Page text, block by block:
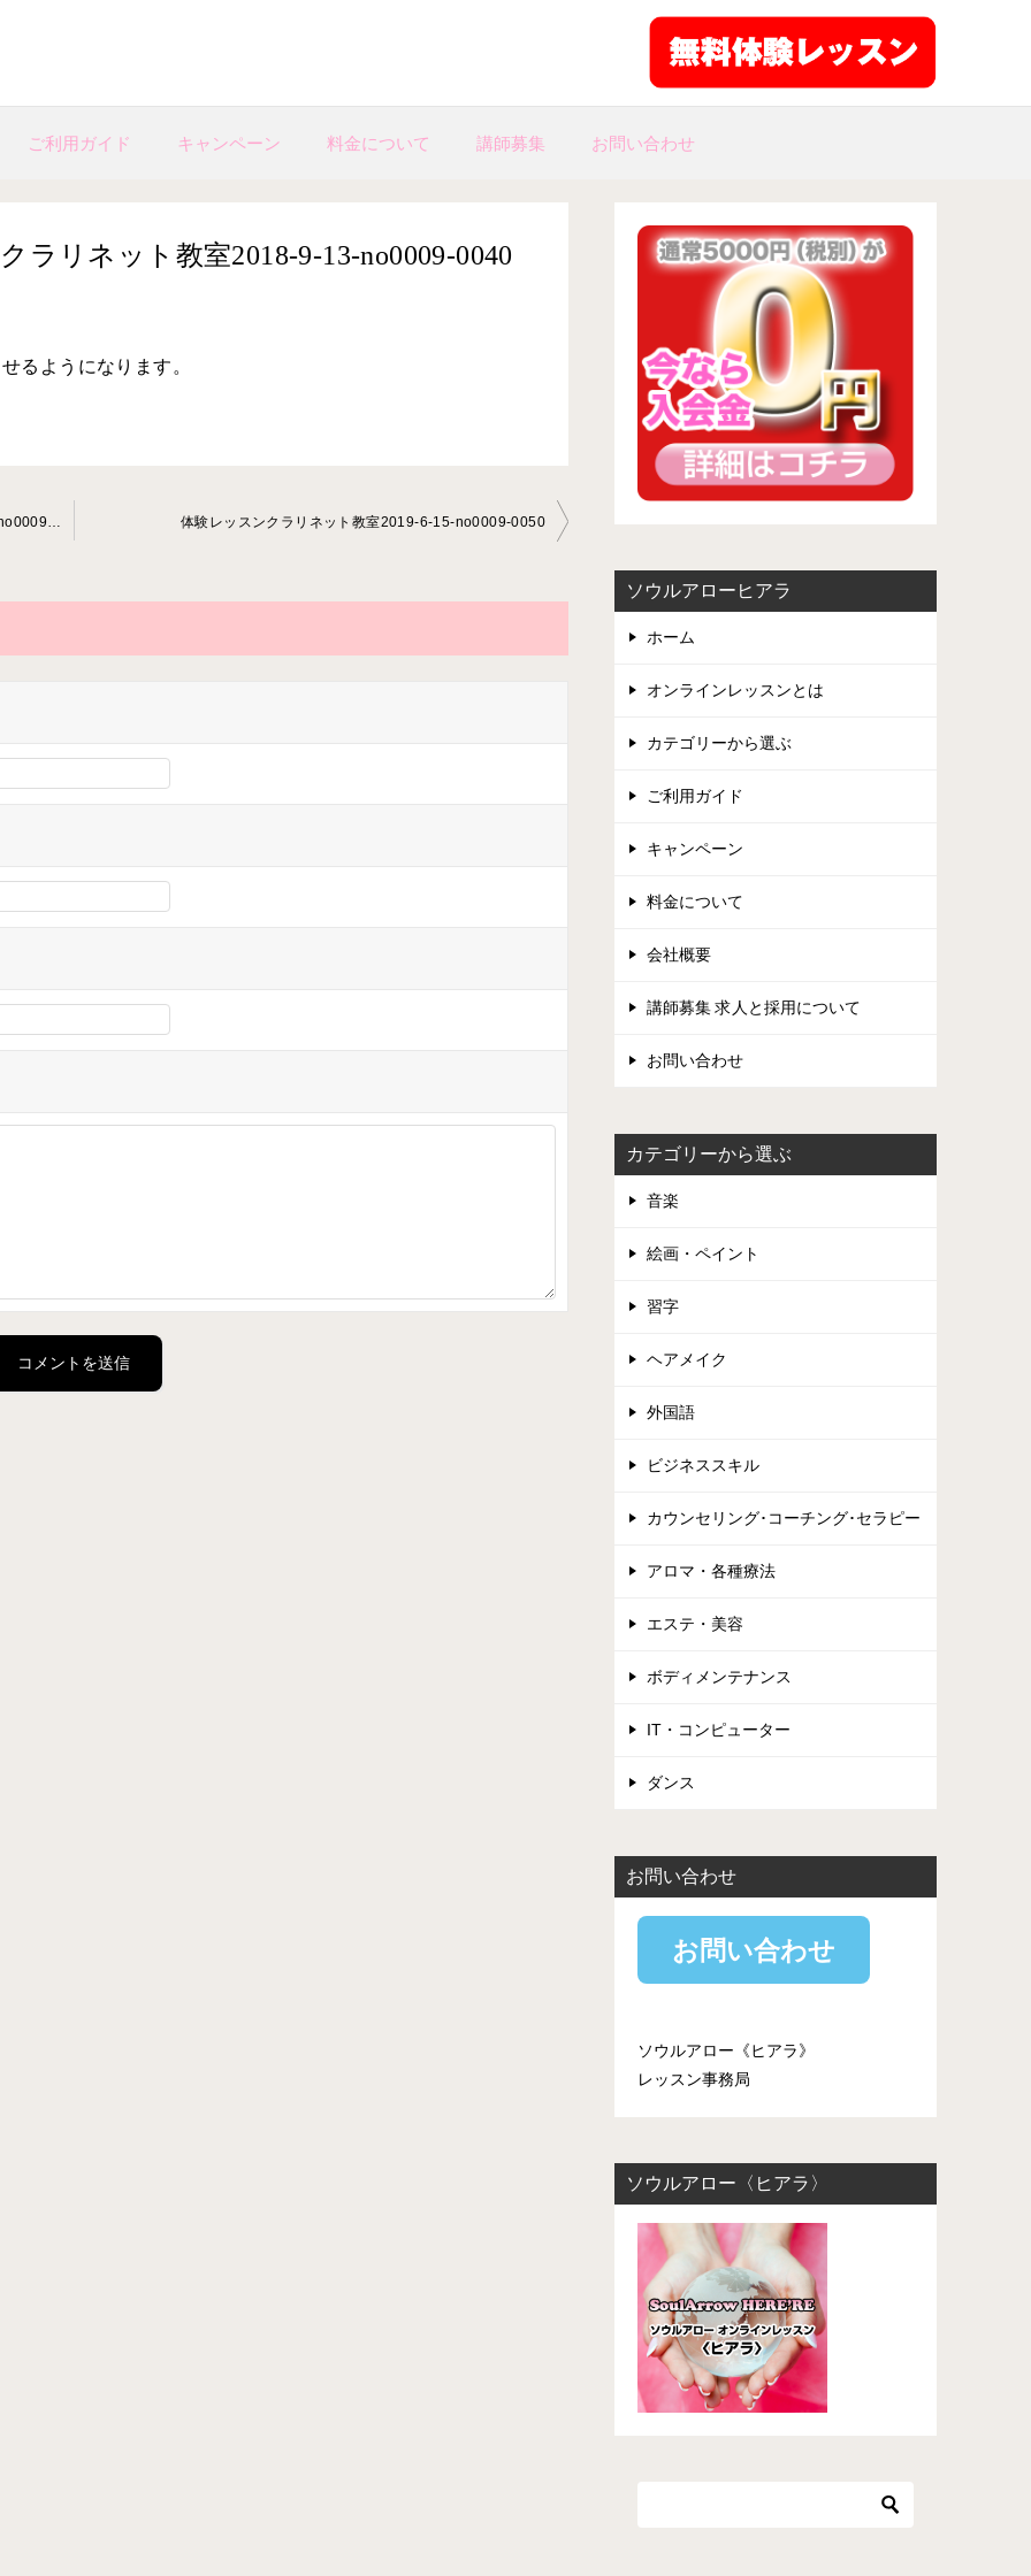
ご利用ガイド キャンペーン 料金について 講師募集 お問い合わせ
ラリネット教室2018-9-13-no0009-0040
るようになります。
体験レッスンクラリネット教室2019-6-15-no0009-0050
ソウルアローヒアラ
ホーム
オンラインレッスンとは
カテゴリーから選ぶ
ご利用ガイド
キャンペーン
料金について
会社概要
講師募集 求人と採用について
お問い合わせ
カテゴリーから選ぶ
音楽
絵画・ペイント
習字
ヘアメイク
外国語
ビジネススキル
カウンセリング･コーチング･セラピー
アロマ・各種療法
エステ・美容
ボディメンテナンス
IT・コンピューター
ダンス
お問い合わせ
お問い合わせ
ソウルアロー《ヒアラ》
レッスン事務局
ソウルアロー〈ヒアラ〉